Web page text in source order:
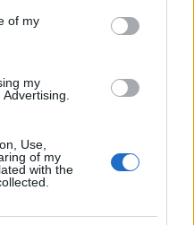
of my
my
Use,
of my
with the
Cosworth, 1:43.
pas de temps